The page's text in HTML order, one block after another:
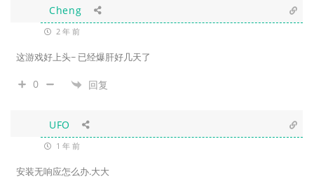
Cheng
2 年 前
这游戏好上头~ 已经爆肝好几天了
0 回复
UFO
1 年 前
安装无响应怎么办.大大